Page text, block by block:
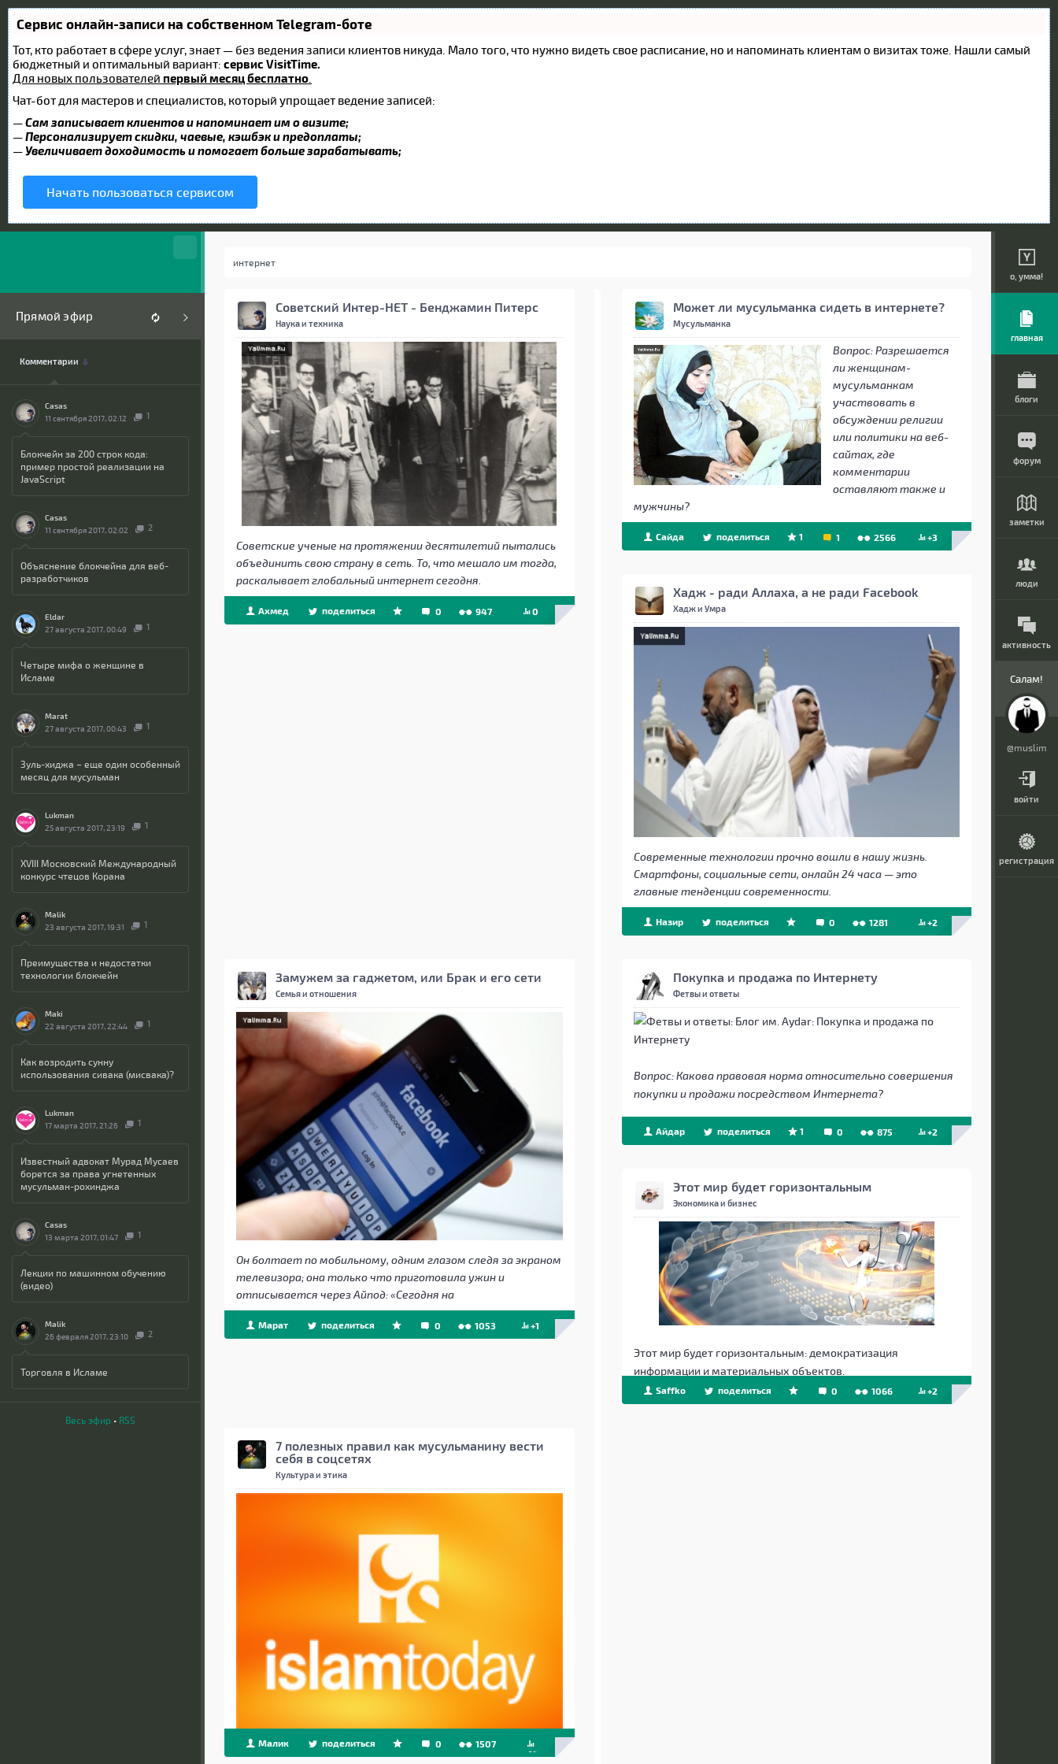
Сервис онлайн-записи на собственном Telegram-боте
Тот, кто работает в сфере услуг, знает — без ведения записи клиентов никуда. Мало того, что нужно видеть свое расписание, но и напоминать клиентам о визитах тоже. Нашли самый
бюджетный и оптимальный вариант: сервис VisitTime.
Для новых пользователей первый месяц бесплатно
Чат-бот для мастеров и специалистов, который упрощает ведение записей:
—Сам записывает клиентов и напоминает им о визите;
—Персонализирует скидки, чаевые, кэшбэк и предоплаты;
— Увеличивает доходимость и помогает больше зарабатывать;
Начать пользоваться сервисом
Прямой эфир
Комментарии
Casas
11 сентября 2017, 02:12
1
Блокчейн за 200 строк кода:
пример простой реализации на
JavaScript
Casas
11 сентября 2017, 02:02
2
Объяснение блокчейна для веб-
разработчиков
Eldar
27 августа 2017, 00:49
1
Четыре мифа о женщине в
Исламе
Marat
27 августа 2017, 00:43
1
Зуль-хиджа – еще один особенный
месяц для мусульман
Lukman
25 августа 2017, 23:19
1
XVIII Московский Международный
конкурс чтецов Корана
Malik
23 августа 2017, 19:31
1
Преимущества и недостатки
технологии блокчейн
Maki
22 августа 2017, 22:44
1
Как возродить сунну
использования сивака (мисвака)?
Lukman
17 марта 2017, 21:26
1
Известный адвокат Мурад Мусаев
борется за права угнетенных
мусульман-рохинджа
Casas
13 марта 2017, 01:47
1
Лекции по машинном обучению
(видео)
Malik
26 февраля 2017, 23:10
2
Торговля в Исламе
Весь эфир • RSS
о, умма!
главная
блоги
форум
заметки
люди
активность
Салам!
@muslim
войти
регистрация
Советский Интер-НЕТ - Бенджамин Питерс
Наука и техника
Советские ученые на протяжении десятилетий пытались
объединить свою страну в сеть. То, что мешало им тогда,
раскалывает глобальный интернет сегодня.
Ахмед поделиться 0 0
947
Может ли мусульманка сидеть в интернете?
Мусульманка
Вопрос: Разрешается
ли женщинам-
мусульманкам
участвовать в
обсуждении религии
или политики на веб-
сайтах, где
комментарии
оставляют также и
мужчины?
Сайда поделиться 1 1 +3
2566
Хадж - ради Аллаха, а не ради Facebook
Хадж и Умра
Современные технологии прочно вошли в нашу жизнь.
Смартфоны, социальные сети, онлайн 24 часа — это
главные тенденции современности.
Назир поделиться 0 +2
1281
Замужем за гаджетом, или Брак и его сети
Семья и отношения
Он болтает по мобильному, одним глазом следя за экраном
телевизора; она только что приготовила ужин и
отписывается через Айпод: «Сегодня на
Марат поделиться 0 +1
1053
Покупка и продажа по Интернету
Фетвы и ответы
Вопрос: Какова правовая норма относительно совершения
покупки и продажи посредством Интернета?
Айдар поделиться 1 0 +2
875
Этот мир будет горизонтальным
Экономика и бизнес
Этот мир будет горизонтальным: демократизация
информации и материальных объектов.
Saffko поделиться 0 +2
1066
7 полезных правил как мусульманину вести
себя в соцсетях
Культура и этика
Малик поделиться
0
+10
1507